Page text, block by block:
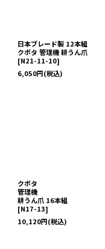
日本ブレード製 12本組
クボタ 管理機 耕うん爪
[N21-11-10]
6,050円(税込)
クボタ
管理機
耕うん爪 16本組
[N17-13]
10,120円(税込)